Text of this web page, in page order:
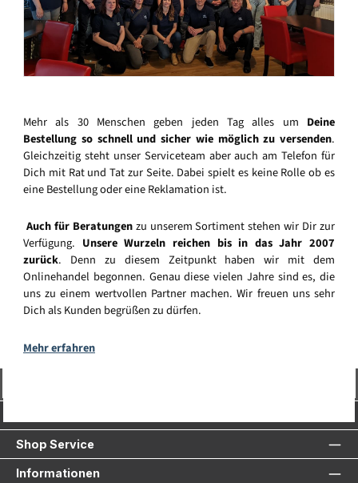
Mehr als 30 Menschen geben jeden Tag alles um Deine
Bestellung so schnell und sicher wie möglich zu versenden.
Gleichzeitig steht unser Serviceteam aber auch am Telefon für
Dich mit Rat und Tat zur Seite. Dabei spielt es keine Rolle ob es
eine Bestellung oder eine Reklamation ist.
Auch für Beratungenzu unserem Sortiment stehen wir Dir zur
Verfügung. Unsere Wurzeln reichen bis in das Jahr 2007
zurück. Denn zu diesem Zeitpunkt haben wir mit dem
Onlinehandel begonnen. Genau diese vielen Jahre sind es, die
uns zu einem wertvollen Partner machen. Wir freuen uns sehr
Dich als Kunden begrüßen zu dürfen.
Mehr erfahren
Shop Service
Informationen